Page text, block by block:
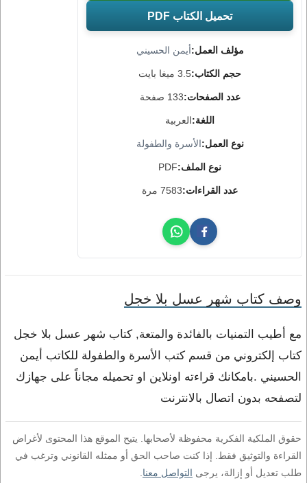
مؤلف العمل:أيمن الحسيني
حجم الكتاب:3.5 ميغا بايت
عدد الصفحات:133 صفحة
اللغة:العربية
نوع العمل:الأسرة والطفولة
نوع الملف:PDF
عدد القراءات:7583 مرة
تحميل الكتاب PDF
وصف كتاب شهر عسل بلا خجل
مع أطيب التمنيات بالفائدة والمتعة, كتاب شهر عسل بلا خجل
كتاب إلكتروني من قسم كتب الأسرة والطفولة للكاتب أيمن
الحسيني .بامكانك قراءته اونلاين او تحميله مجاناً على جهازك
لتصفحه بدون اتصال بالانترنت
حقوق الملكية الفكرية محفوظة لأصحابها. يتيح الموقع هذا المحتوى لأغراض
القراءة والتوثيق فقط. إذا كنت صاحب الحق أو ممثله القانوني وترغب في
طلب تعديل أو إزالة، يرجى التواصل معنا